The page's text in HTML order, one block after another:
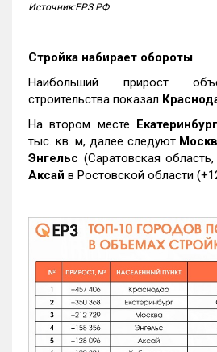
Источник:ЕРЗ.РФ
Стройка набирает обороты
Наибольший прирост
строительства показал
На втором месте
тыс. кв. м, далее следуют
Энгельс (Саратовская
Аксай в Ростовской области